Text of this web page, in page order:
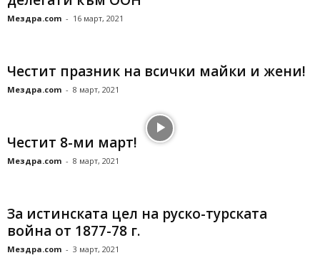
Мездра.com - 16 март, 2021
Честит празник на всички майки и жени!
Мездра.com - 8 март, 2021
Честит 8-ми март!
Мездра.com - 8 март, 2021
За истинската цел на руско-турската
война от 1877-78 г.
Мездра.com - 3 март, 2021